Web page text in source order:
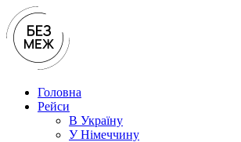
Перейти
до
вмісту
Головна
Рейси
В Україну
У Нiмеччину